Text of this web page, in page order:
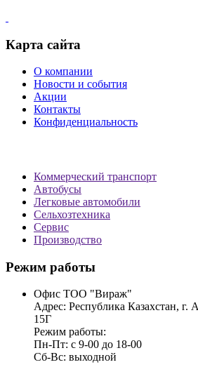
Карта сайта
О компании
Новости и события
Акции
Контакты
Конфиденциальность
Коммерческий транспорт
Автобусы
Легковые автомобили
Сельхозтехника
Сервис
Производство
Режим работы
Офис ТОО "Вираж"
Адрес: Республика Казахстан, г.
15Г
Режим работы:
Пн-Пт: с 9-00 до 18-00
Сб-Вс: выходной